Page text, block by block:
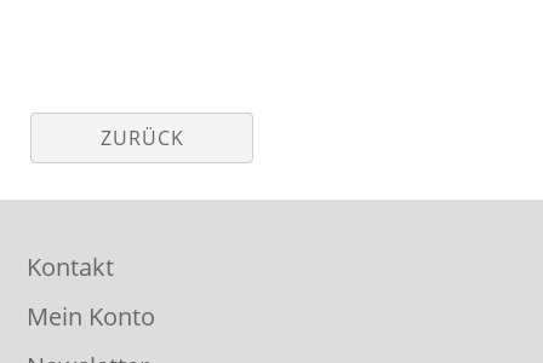
ZURÜCK
Kontakt
Mein Konto